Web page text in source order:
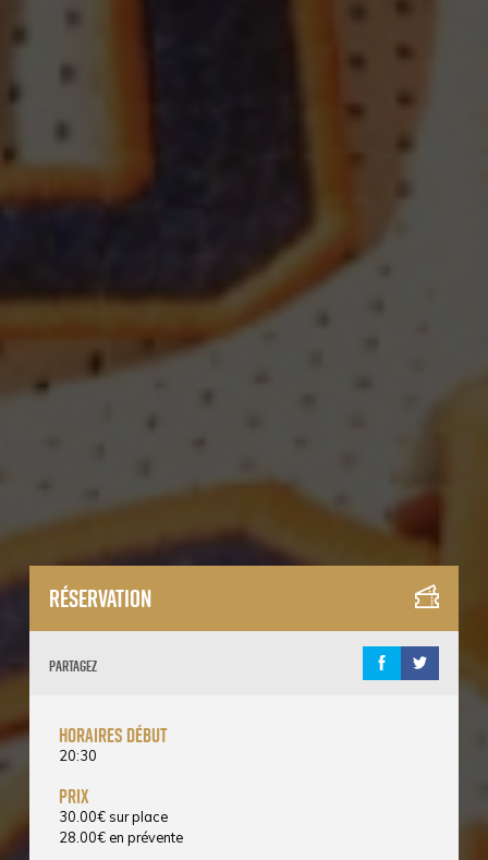
Réservation
Partagez
horaires début
20:30
prix
30.00€ sur place
28.00€ en prévente